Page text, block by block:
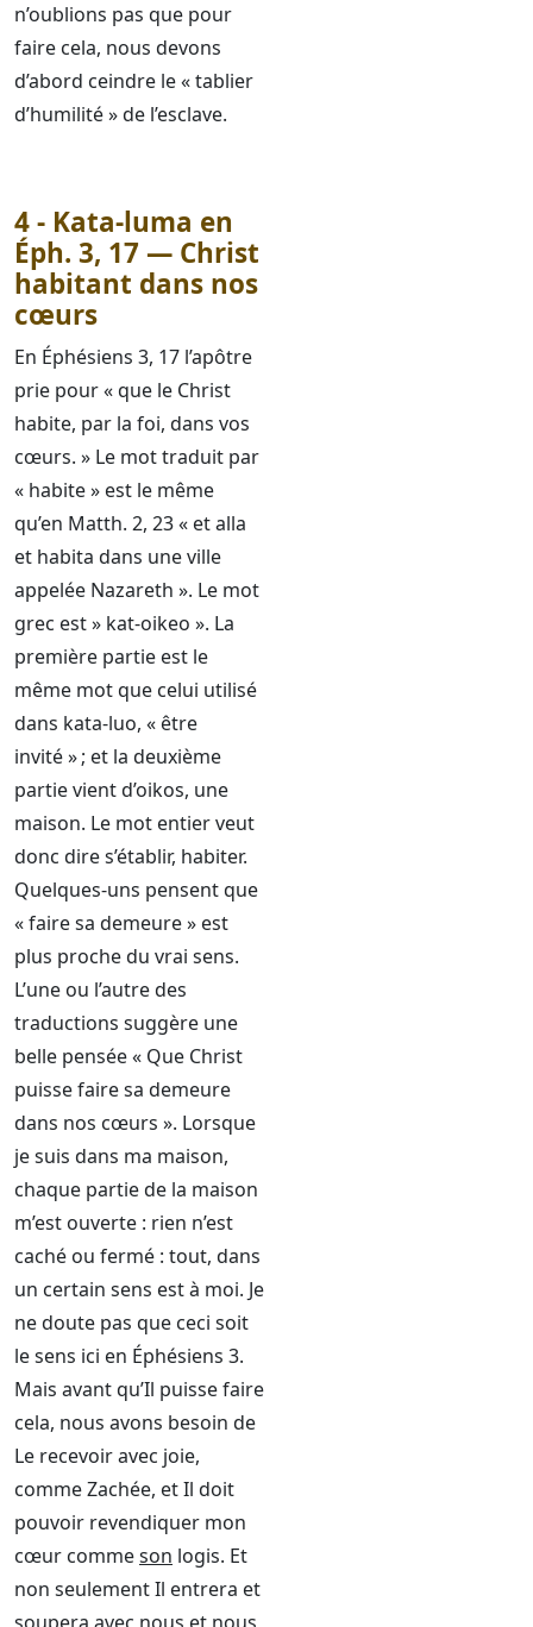
n’oublions pas que pour
faire cela, nous devons
d’abord ceindre le « tablier
d’humilité » de l’esclave.
4 - Kata-luma en
Éph. 3, 17 — Christ
habitant dans nos
cœurs
En Éphésiens 3, 17 l’apôtre
prie pour « que le Christ
habite, par la foi, dans vos
cœurs. » Le mot traduit par
« habite » est le même
qu’en Matth. 2, 23 « et alla
et habita dans une ville
appelée Nazareth ». Le mot
grec est » kat-oikeo ». La
première partie est le
même mot que celui utilisé
dans kata-luo, « être
invité » ; et la deuxième
partie vient d’oikos, une
maison. Le mot entier veut
donc dire s’établir, habiter.
Quelques-uns pensent que
« faire sa demeure » est
plus proche du vrai sens.
L’une ou l’autre des
traductions suggère une
belle pensée « Que Christ
puisse faire sa demeure
dans nos cœurs ». Lorsque
je suis dans ma maison,
chaque partie de la maison
m’est ouverte : rien n’est
caché ou fermé : tout, dans
un certain sens est à moi. Je
ne doute pas que ceci soit
le sens ici en Éphésiens 3.
Mais avant qu’Il puisse faire
cela, nous avons besoin de
Le recevoir avec joie,
comme Zachée, et Il doit
pouvoir revendiquer mon
cœur commeson logis. Et
non seulement Il entrera et